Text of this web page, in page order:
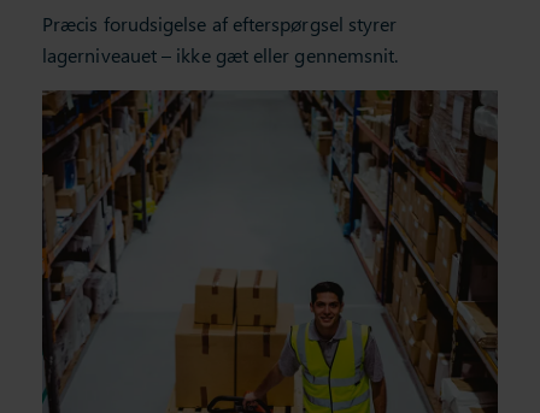
Præcis forudsigelse af efterspørgsel styrer
lagerniveauet – ikke gæt eller gennemsnit.